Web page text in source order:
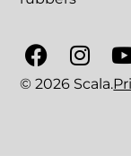
© 2026 Scala.